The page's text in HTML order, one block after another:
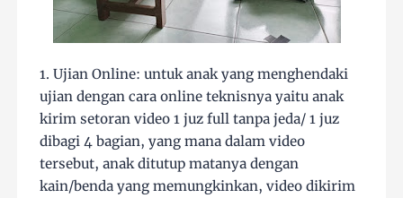
1. Ujian Online: untuk anak yang menghendaki
ujian dengan cara online teknisnya yaitu anak
kirim setoran video 1 juz full tanpa jeda/ 1 juz
dibagi 4 bagian, yang mana dalam video
tersebut, anak ditutup matanya dengan
kain/benda yang memungkinkan, video dikirim